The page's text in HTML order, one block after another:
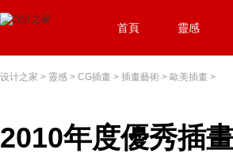
首頁 靈感
设计之家 > 靈感 > CG插畫 > 插畫藝術 > 歐美插畫 >
2010年度優秀插